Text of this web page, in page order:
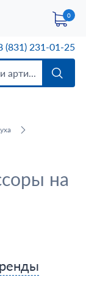
0
(831) 231-01-25
на